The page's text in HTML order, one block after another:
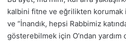
kalbini fitne ve eğrilikten korumak
ve “İnandık, hepsi Rabbimiz
gösterebilmek için O’ndan